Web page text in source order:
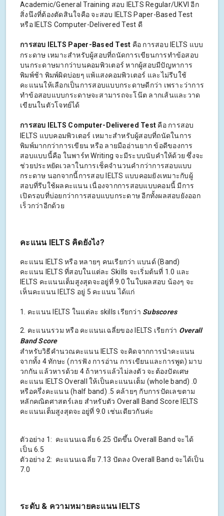
Academic/General Training สอบ IELTS Regular/UKVI อีก
สิ่งนึงที่ต้องตัดสินใจคือ จะสอบ IELTS Paper-Based Test
หรือ IELTS Computer-Delivered Test ดี
การสอบ IELTS Paper-Based Test คือ การสอบ IELTS แบบ
กระดาษ เหมาะสำหรับผู้สอบที่ถนัดการเขียนการทำข้อสอบ
บนกระดาษมากว่าบนคอมพิวเตอร์ หากผู้สอบมีปัญหาการ
พิมพ์ช้า พิมพ์ผิดบ่อยๆ แพ้แสงคอมพิวเตอร์ และไม่รีบใช้
คะแนนให้เลือกเป็นการสอบแบบกระดาษดีกว่า เพราะว่าการ
ทำข้อสอบแบบกระดาษจะสามารถจะโน๊ต ลากเส้นและวาด
เขียนในตัวโจทย์ได้
การสอบ IELTS Computer-Delivered Test คือ การสอบ
IELTS แบบคอมพิวเตอร์ เหมาะสำหรับผู้สอบที่ถนัดในการ
พิมพ์มากกว่าการเขียน หรือ ลายมืออ่านยาก ข้อดีของการ
สอบแบบนี้คือ ในพาร์ท Writing จะมีระบบนับคำให้ด้วย ซึ่งจะ
ช่วยประหยัดเวลาในการเช็คจำนวนคำกว่าการสอบแบบ
กระดาษ นอกจากนี้การสอบ IELTS แบบคอมยังเหมาะกับผู้
สอบที่รีบใช้ผลคะแนน เนื่องจากการสอบแบบคอมนี้ มีการ
เปิดรอบที่บ่อยกว่าการสอบแบบกระดาษ อีกทั้งผลสอบยังออก
เร็วกว่าอีกด้วย
คะแนน IELTS คิดยังไง?
คะแนน IELTS หรือ หลายๆ คนเรียกว่า แบนด์ (Band)
คะแนน IELTS ที่สอบในแต่ละ Skills จะเริ่มต้นที่ 1.0 และ
IELTS คะแนนเต็มสูงสุดจะอยู่ที่ 9.0 ในใบผลสอบ น้องๆ จะ
เห็นคะแนน IELTS อยู่ 5 คะแนน ได้แก่
1. คะแนน IELTS ในแต่ละ skills เรียกว่า Subscores
2. คะแนนรวม หรือ คะแนนเฉลี่ยของ IELTS เรียกว่า Overall
Band Score
สำหรับวิธีคำนวณคะแนน IELTS จะคิดจากการนำคะแนน
จากทั้ง 4 ทักษะ (การฟัง การอ่าน การเขียนและการพูด) มาบ
วกกัน แล้วหารด้วย 4 ถ้าหารแล้วไม่ลงตัว จะต้องปัดเศษ
คะแนน IELTS Overall ให้เป็นคะแนนเต็ม (whole band) .0
หรือครึ่งคะแนน (half band) .5 คล้ายๆ กับการปัดเลขตาม
หลักคณิตศาสตร์เลย สำหรับตัว Overall Band Score IELTS
คะแนนเต็มสูงสุดจะอยู่ที่ 9.0 เช่นเดียวกันค่ะ
ตัวอย่าง 1: คะแนนเฉลี่ย 6.25 ปัดขึ้น Overall Band จะได้
เป็น 6.5
ตัวอย่าง 2: คะแนนเฉลี่ย 7.13 ปัดลง Overall Band จะได้เป็น
7.0
ระดับ & ความหมายคะแนน IELTS